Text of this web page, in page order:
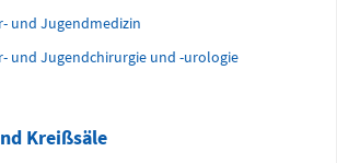
und Jugendmedizin
und Jugendchirurgie und -urologie
Kreißsäle